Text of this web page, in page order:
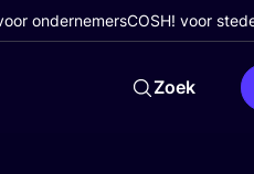
ondernemersCOSH! voor
Zoek